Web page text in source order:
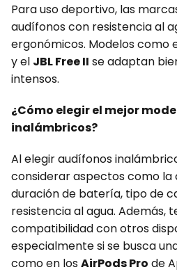
Para uso deportivo, las
audífonos con resistencia al
ergonómicos. Modelos como
y el JBL Free II se adaptan
intensos.
¿Cómo elegir el mejor
inalámbricos?
Al elegir audífonos
considerar aspectos como la
duración de batería, tipo de
resistencia al agua. Además,
compatibilidad con otros
especialmente si se busca
como en losAirPods Pro de